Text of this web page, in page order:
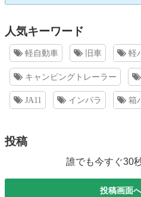
人気キーワード
軽自動車 旧車 軽
キャンピングトレーラー
JA11 インパラ 箱
投稿
誰でも今すぐ30
投稿画面